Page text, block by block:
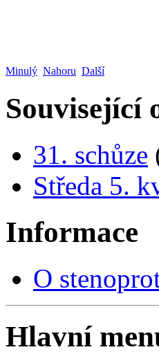
Minulý Nahoru Další
Související
31. schůze
Středa 5.
Informace
O
Hlavní